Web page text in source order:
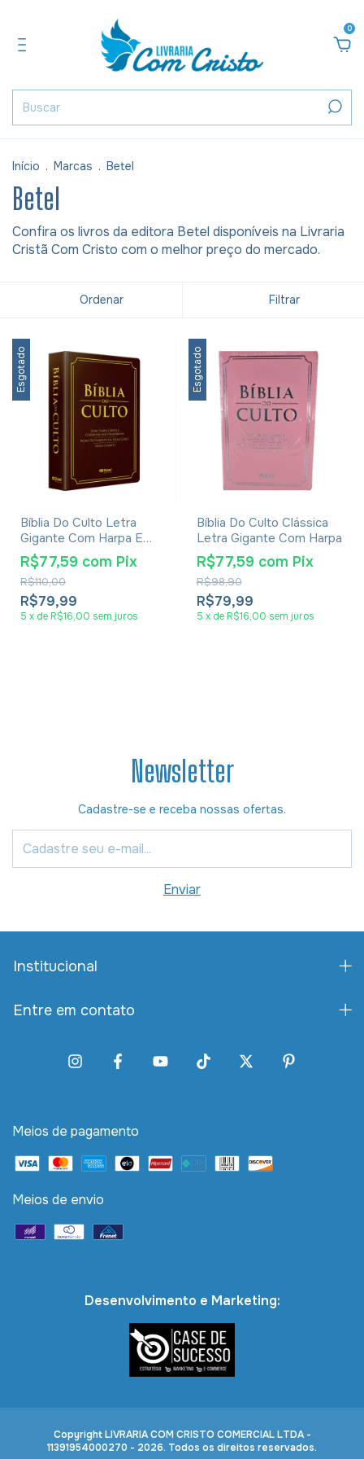
0
Início . Marcas . Betel
Betel
Confira os livros da editora Betel disponíveis na Livraria
Cristã Com Cristo com o melhor preço do mercado.
Ordenar Filtrar
Esgotado
Bíblia Do Culto Letra
Gigante Com Harpa E
Corinhos Luxo Marrom
R$79,99
R$110,00
R$77,59 com Pix
5 x de R$16,00 sem juros
Esgotado
Bíblia Do Culto Clássica
Letra Gigante Com Harpa
R$79,99
R$98,90
R$77,59 com Pix
5 x de R$16,00 sem juros
Newsletter
Cadastre-se e receba nossas ofertas.
Institucional
Entre em contato
Meios de pagamento
Meios de envio
Desenvolvimento e Marketing:
Copyright LIVRARIA COM CRISTO COMERCIAL LTDA -
11391954000270 - 2026. Todos os direitos reservados.